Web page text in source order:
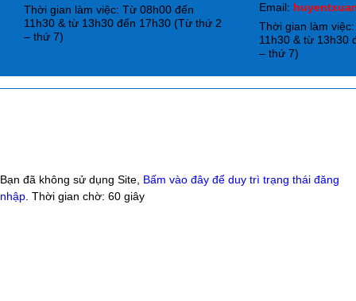
Thời gian làm việc: Từ 08h00 đến
11h30 & từ 13h30 đến 17h30 (Từ thứ 2
– thứ 7)
Email:
Thời gian làm
11h30 & từ 13h30
– thứ 7)
Bạn đã không sử dụng Site, Bấm vào đây để duy trì trạng thái đăng
nhập . Thời gian chờ: 60 giây